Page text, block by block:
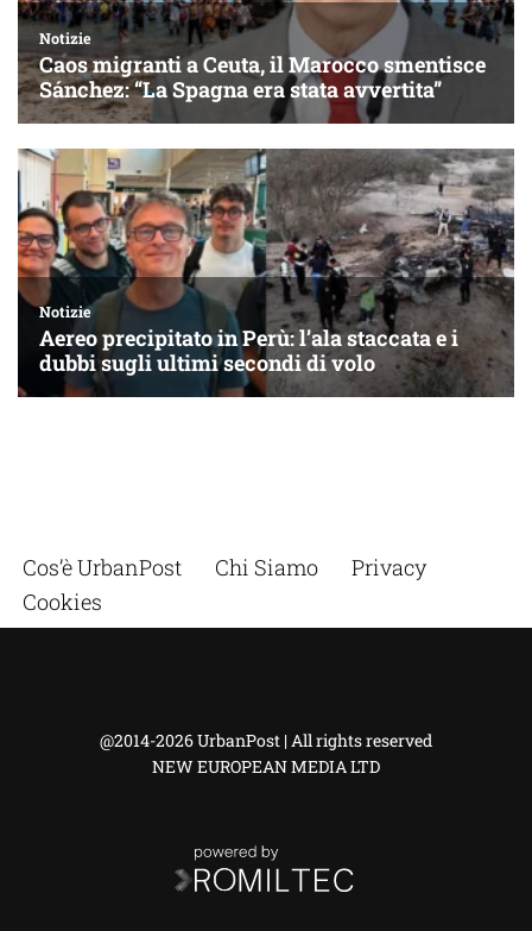
Cos’è UrbanPost Chi Siamo
Privacy
Cookies
@2014-2026 UrbanPost | All rights reserved
NEW EUROPEAN MEDIA LTD